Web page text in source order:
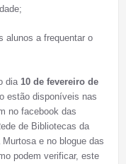
alunos a frequentar o
dia 10 de fevereiro de
estão disponíveis nas
no facebook das
de Bibliotecas da
e no blogue das
podem verificar, este